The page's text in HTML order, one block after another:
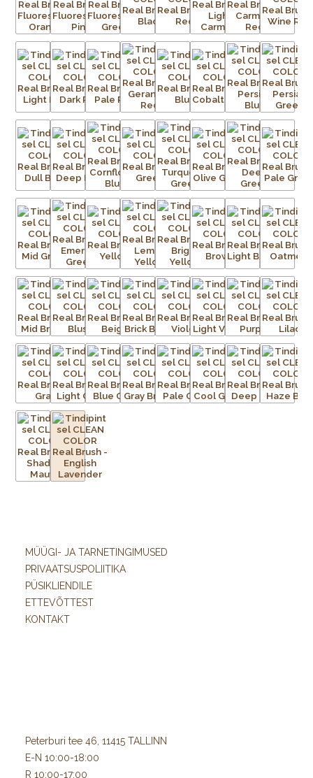
MÜÜGI- JA TARNETINGIMUSED
PRIVAATSUSPOLIITIKA
PÜSIKLIENDILE
ETTEVÕTTEST
KONTAKT
Peterburi tee 46, 11415 TALLINN
E-N 10:00-18:00
R 10:00-17:00